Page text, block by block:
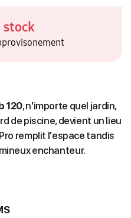
stock
120, n'importe quel jardin,
de piscine, devient un lieu
remplit l'espace tandis
enchanteur.